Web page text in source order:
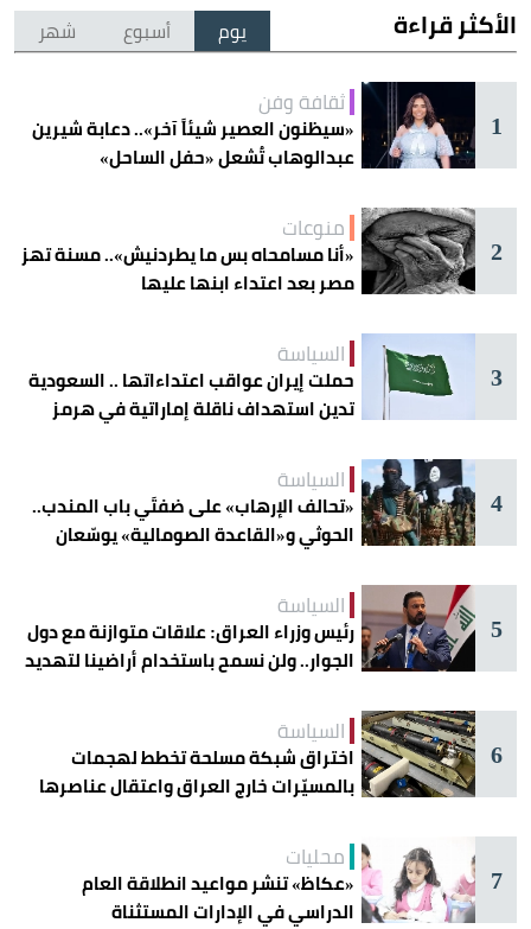
الأكثر قراءة يوم أسبوع شهر
1
ثقافة وفن
«سيظنون العصير شيئاً آخر».. دعابة شيرين
عبدالوهاب تُشعل «حفل الساحل»
2
منوعات
«أنا مسامحاه بس ما يطردنيش».. مسنة تهز
مصر بعد اعتداء ابنها عليها
3
السياسة
حملت إيران عواقب اعتداءاتها .. السعودية
تدين استهداف ناقلة إماراتية في هرمز
4
السياسة
«تحالف الإرهاب» على ضفتَي باب المندب..
الحوثي و«القاعدة الصومالية» يوسّعان
5
السياسة
رئيس وزراء العراق: علاقات متوازنة مع دول
الجوار.. ولن نسمح باستخدام أراضينا لتهديد
6
السياسة
اختراق شبكة مسلحة تخطط لهجمات
بالمسيّرات خارج العراق واعتقال عناصرها
7
محليات
«عكاظ» تنشر مواعيد انطلاقة العام
الدراسي في الإدارات المستثناة